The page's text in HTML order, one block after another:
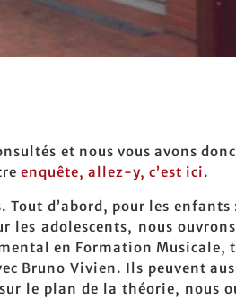
et nous vous avons
enquête, allez-y, c’est ici.
d’abord, pour les enfants
les adolescents, nous
en Formation Musicale,
Bruno Vivien. Ils peuvent
le plan de la théorie, nous